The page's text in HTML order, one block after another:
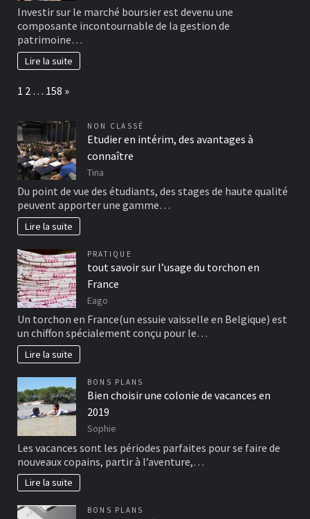
Investir sur le marché boursier est devenu une
composante incontournable de la gestion de
patrimoine…
Lire la suite
Page:
1 2 … 158 Next
»
NON CLASSÉ
Etudier en intérim, des avantages à
connaître
Tina
Du point de vue des étudiants, des stages de haute qualité
peuvent apporter une gamme…
Lire la suite
PRATIQUE
tout savoir sur l’usage du torchon en
France
Eago
Un torchon en France(un essuie vaisselle en Belgique) est
un chiffon spécialement conçu pour le…
Lire la suite
BONS PLANS
Bien choisir une colonie de vacances en
2019
Sophie
Les vacances sont les périodes parfaites pour se faire de
nouveaux copains, partir à l’aventure,…
Lire la suite
BONS PLANS